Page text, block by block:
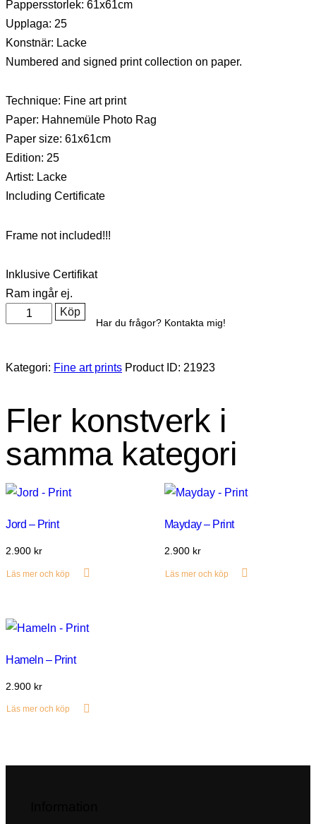
Pappersstorlek: 61x61cm
Upplaga: 25
Konstnär: Lacke
Numbered and signed print collection on paper.
Technique: Fine art print
Paper: Hahnemüle Photo Rag
Paper size: 61x61cm
Edition: 25
Artist: Lacke
Including Certificate
Frame not included!!!
Inklusive Certifikat
Ram ingår ej.
Köp
Har du frågor? Kontakta mig!
Kategori: Fine art prints Product ID: 21923
Fler konstverk i
samma kategori
Jord – Print
2.900 kr
Läs mer och köp
Mayday – Print
2.900 kr
Läs mer och köp
Hameln – Print
2.900 kr
Läs mer och köp